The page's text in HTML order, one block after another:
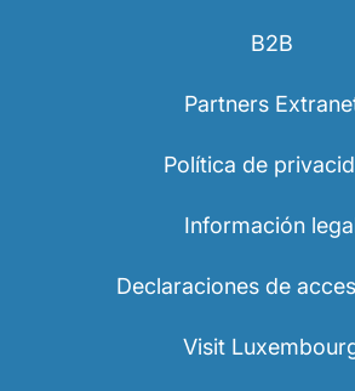
B2B
Partners
Política de
Información
Declaraciones de
Visit